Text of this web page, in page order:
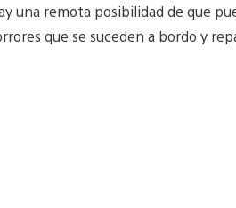
remota posibilidad de que
que se suceden a bordo y